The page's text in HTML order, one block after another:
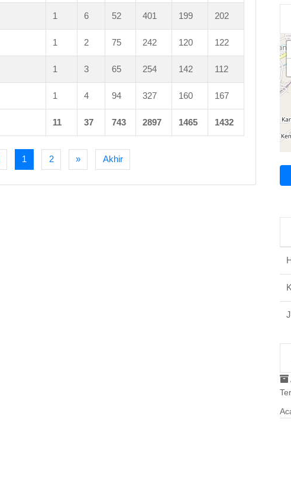
1 6 52 401 199 202
1 2 75 242 120 122
1 3 65 254 142 112
1 4 94 327 160 167
11 37 743 2897 1465 1432
1 2 » Akhir